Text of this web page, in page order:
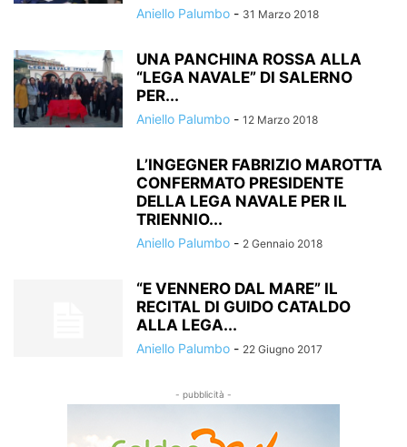
Aniello Palumbo - 31 Marzo 2018
UNA PANCHINA ROSSA ALLA
“LEGA NAVALE” DI SALERNO
PER...
Aniello Palumbo - 12 Marzo 2018
L’INGEGNER FABRIZIO MAROTTA
CONFERMATO PRESIDENTE
DELLA LEGA NAVALE PER IL
TRIENNIO...
Aniello Palumbo - 2 Gennaio 2018
“E VENNERO DAL MARE” IL
RECITAL DI GUIDO CATALDO
ALLA LEGA...
Aniello Palumbo - 22 Giugno 2017
- pubblicità -